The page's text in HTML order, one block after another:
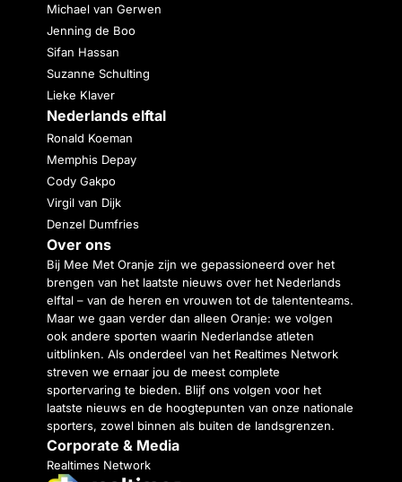
Michael van Gerwen
Jenning de Boo
Sifan Hassan
Suzanne Schulting
Lieke Klaver
Nederlands elftal
Ronald Koeman
Memphis Depay
Cody Gakpo
Virgil van Dijk
Denzel Dumfries
Over ons
Bij Mee Met Oranje zijn we gepassioneerd over het
brengen van het laatste nieuws over het Nederlands
elftal – van de heren en vrouwen tot de talententeams.
Maar we gaan verder dan alleen Oranje: we volgen
ook andere sporten waarin Nederlandse atleten
uitblinken. Als onderdeel van het Realtimes Network
streven we ernaar jou de meest complete
sportervaring te bieden. Blijf ons volgen voor het
laatste nieuws en de hoogtepunten van onze nationale
sporters, zowel binnen als buiten de landsgrenzen.
Corporate & Media
Realtimes Network